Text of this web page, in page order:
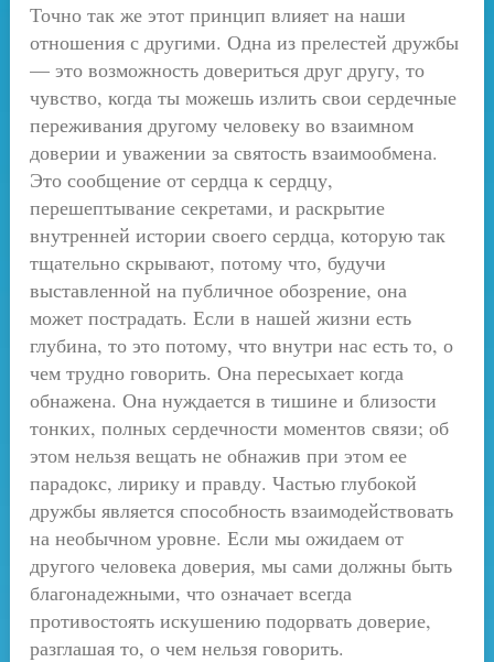
Точно так же этот принцип влияет на наши
отношения с другими. Одна из прелестей дружбы
— это возможность довериться друг другу, то
чувство, когда ты можешь излить свои сердечные
переживания другому человеку во взаимном
доверии и уважении за святость взаимообмена.
Это сообщение от сердца к сердцу,
перешептывание секретами, и раскрытие
внутренней истории своего сердца, которую так
тщательно скрывают, потому что, будучи
выставленной на публичное обозрение, она
может пострадать. Если в нашей жизни есть
глубина, то это потому, что внутри нас есть то, о
чем трудно говорить. Она пересыхает когда
обнажена. Она нуждается в тишине и близости
тонких, полных сердечности моментов связи; об
этом нельзя вещать не обнажив при этом ее
парадокс, лирику и правду. Частью глубокой
дружбы является способность взаимодействовать
на необычном уровне. Если мы ожидаем от
другого человека доверия, мы сами должны быть
благонадежными, что означает всегда
противостоять искушению подорвать доверие,
разглашая то, о чем нельзя говорить.